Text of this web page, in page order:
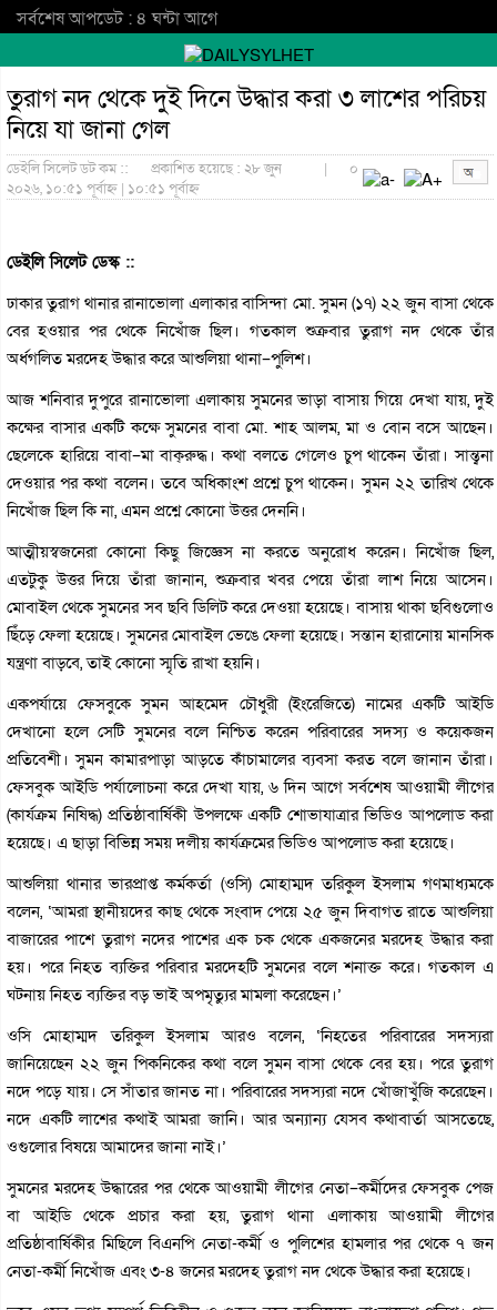
সর্বশেষ আপডেট : ৪ ঘন্টা আগে
তুরাগ নদ থেকে দুই দিনে উদ্ধার করা ৩ লাশের পরিচয়
নিয়ে যা জানা গেল
ডেইলি সিলেট ডট কম ::
প্রকাশিত হয়েছে : ২৮ জুন
২০২৬, ১০:৫১ পূর্বাহ্ন | ১০:৫১ পূর্বাহ্ন
| ০
ডেইলি সিলেট ডেস্ক ::
ঢাকার তুরাগ থানার রানাভোলা এলাকার বাসিন্দা মো. সুমন (১৭) ২২ জুন বাসা থেকে
বের হওয়ার পর থেকে নিখোঁজ ছিল। গতকাল শুক্রবার তুরাগ নদ থেকে তাঁর
অর্ধগলিত মরদেহ উদ্ধার করে আশুলিয়া থানা–পুলিশ।
আজ শনিবার দুপুরে রানাভোলা এলাকায় সুমনের ভাড়া বাসায় গিয়ে দেখা যায়, দুই
কক্ষের বাসার একটি কক্ষে সুমনের বাবা মো. শাহ আলম, মা ও বোন বসে আছেন।
ছেলেকে হারিয়ে বাবা–মা বাক্‌রুদ্ধ। কথা বলতে গেলেও চুপ থাকেন তাঁরা। সান্ত্বনা
দেওয়ার পর কথা বলেন। তবে অধিকাংশ প্রশ্নে চুপ থাকেন। সুমন ২২ তারিখ থেকে
নিখোঁজ ছিল কি না, এমন প্রশ্নে কোনো উত্তর দেননি।
আত্মীয়স্বজনেরা কোনো কিছু জিজ্ঞেস না করতে অনুরোধ করেন। নিখোঁজ ছিল,
এতটুকু উত্তর দিয়ে তাঁরা জানান, শুক্রবার খবর পেয়ে তাঁরা লাশ নিয়ে আসেন।
মোবাইল থেকে সুমনের সব ছবি ডিলিট করে দেওয়া হয়েছে। বাসায় থাকা ছবিগুলোও
ছিঁড়ে ফেলা হয়েছে। সুমনের মোবাইল ভেঙে ফেলা হয়েছে। সন্তান হারানোয় মানসিক
যন্ত্রণা বাড়বে, তাই কোনো স্মৃতি রাখা হয়নি।
একপর্যায়ে ফেসবুকে সুমন আহমেদ চৌধুরী (ইংরেজিতে) নামের একটি আইডি
দেখানো হলে সেটি সুমনের বলে নিশ্চিত করেন পরিবারের সদস্য ও কয়েকজন
প্রতিবেশী। সুমন কামারপাড়া আড়তে কাঁচামালের ব্যবসা করত বলে জানান তাঁরা।
ফেসবুক আইডি পর্যালোচনা করে দেখা যায়, ৬ দিন আগে সর্বশেষ আওয়ামী লীগের
(কার্যক্রম নিষিদ্ধ) প্রতিষ্ঠাবার্ষিকী উপলক্ষে একটি শোভাযাত্রার ভিডিও আপলোড করা
হয়েছে। এ ছাড়া বিভিন্ন সময় দলীয় কার্যক্রমের ভিডিও আপলোড করা হয়েছে।
আশুলিয়া থানার ভারপ্রাপ্ত কর্মকর্তা (ওসি) মোহাম্মদ তরিকুল ইসলাম গণমাধ্যমকে
বলেন, ‘আমরা স্থানীয়দের কাছ থেকে সংবাদ পেয়ে ২৫ জুন দিবাগত রাতে আশুলিয়া
বাজারের পাশে তুরাগ নদের পাশের এক চক থেকে একজনের মরদেহ উদ্ধার করা
হয়। পরে নিহত ব্যক্তির পরিবার মরদেহটি সুমনের বলে শনাক্ত করে। গতকাল এ
ঘটনায় নিহত ব্যক্তির বড় ভাই অপমৃত্যুর মামলা করেছেন।’
ওসি মোহাম্মদ তরিকুল ইসলাম আরও বলেন, ‘নিহতের পরিবারের সদস্যরা
জানিয়েছেন ২২ জুন পিকনিকের কথা বলে সুমন বাসা থেকে বের হয়। পরে তুরাগ
নদে পড়ে যায়। সে সাঁতার জানত না। পরিবারের সদস্যরা নদে খোঁজাখুঁজি করেছেন।
নদে একটি লাশের কথাই আমরা জানি। আর অন্যান্য যেসব কথাবার্তা আসতেছে,
ওগুলোর বিষয়ে আমাদের জানা নাই।’
সুমনের মরদেহ উদ্ধারের পর থেকে আওয়ামী লীগের নেতা–কর্মীদের ফেসবুক পেজ
বা আইডি থেকে প্রচার করা হয়, তুরাগ থানা এলাকায় আওয়ামী লীগের
প্রতিষ্ঠাবার্ষিকীর মিছিলে বিএনপি নেতা-কর্মী ও পুলিশের হামলার পর থেকে ৭ জন
নেতা-কর্মী নিখোঁজ এবং ৩-৪ জনের মরদেহ তুরাগ নদ থেকে উদ্ধার করা হয়েছে।